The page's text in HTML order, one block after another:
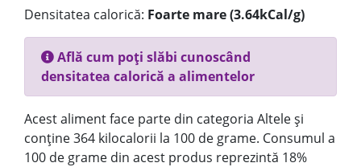
Densitatea calorică: Foarte mare (3.64kCal/g)
Află cum poți slăbi cunoscând
densitatea calorică a alimentelor
Acest aliment face parte din categoria Altele și
conține 364 kilocalorii la 100 de grame. Consumul a
100 de grame din acest produs reprezintă 18%